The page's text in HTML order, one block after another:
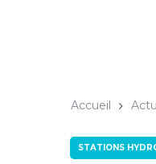
Accueil
STATIONS